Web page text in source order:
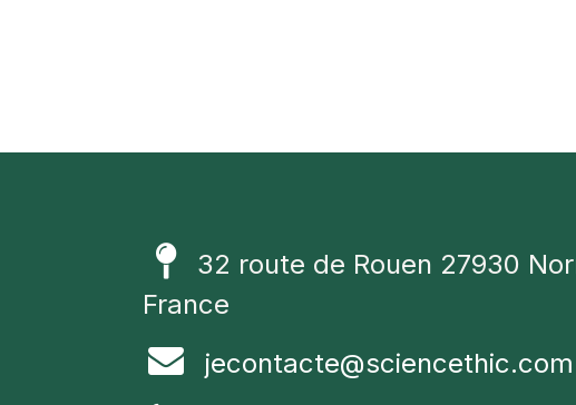
32 route de Rouen 27930
France
jecontacte@sciencethic.com